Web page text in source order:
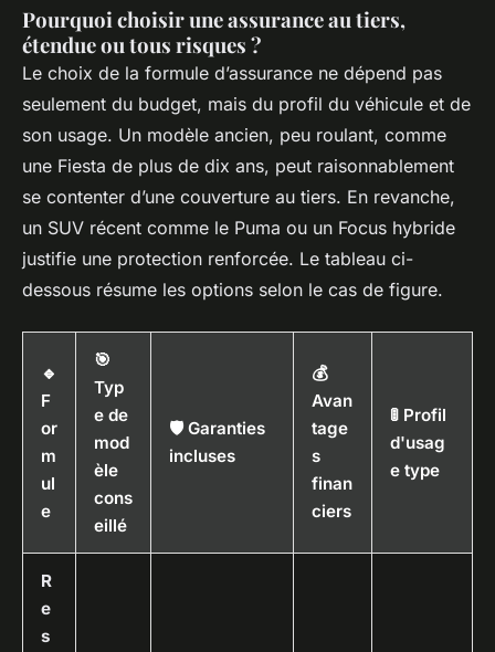
Pourquoi choisir une assurance au tiers,
étendue ou tous risques ?
Le choix de la formule d’assurance ne dépend pas
seulement du budget, mais du profil du véhicule et de
son usage. Un modèle ancien, peu roulant, comme
une Fiesta de plus de dix ans, peut raisonnablement
se contenter d’une couverture au tiers. En revanche,
un SUV récent comme le Puma ou un Focus hybride
justifie une protection renforcée. Le tableau ci-
dessous résume les options selon le cas de figure.
🔹
F
or
m
ul
e
🎯
Typ
e de
mod
èle
cons
eillé
🛡️ Garanties
incluses
💰
Avan
tage
s
finan
ciers
🚦 Profil
d'usag
e type
R
e
s